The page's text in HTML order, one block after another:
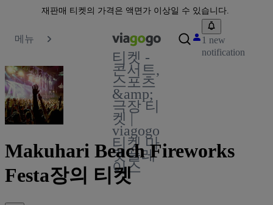
재판매 티켓의 가격은 액면가 이상일 수 있습니다.
메뉴
티켓 -
콘서트,
스포츠
&amp;
극장 티
켓 |
viagogo
티켓 마
켓플레
이스
1 new
notification
Makuhari Beach Fireworks
Festa장의 티켓